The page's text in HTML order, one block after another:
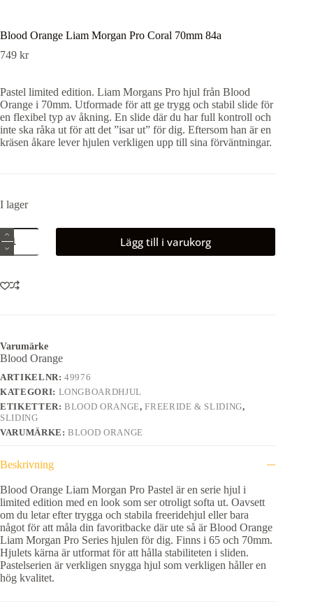
Blood Orange Liam Morgan Pro Coral 70mm 84a
749 kr
Pastel limited edition. Liam Morgans Pro hjul från Blood
Orange i 70mm. Utformade för att ge trygg och stabil slide för
en flexibel typ av åkning. En slide där du har full kontroll och
inte ska råka ut för att det ”isar ut” för dig. Eftersom han är en
kräsen åkare lever hjulen verkligen upp till sina förväntningar.
I lager
Blood
Orange
Liam
Pro
Coral
Lägg till i varukorg
Varumärke
Blood Orange
ARTIKELNR:49976
KATEGORI: LONGBOARDHJUL
ETIKETTER:BLOOD ORANGE,FREERIDE & SLIDING,
SLIDING
VARUMÄRKE:BLOOD ORANGE
Beskrivning
Blood Orange Liam Morgan Pro Pastel är en serie hjul i
limited edition med en look som ser otroligt softa ut. Oavsett
om du letar efter trygga och stabila freeridehjul eller bara
något för att måla din favoritbacke där ute så är Blood Orange
Liam Morgan Pro Series hjulen för dig. Finns i 65 och 70mm.
Hjulets kärna är utformat för att hålla stabiliteten i sliden.
Pastelserien är verkligen snygga hjul som verkligen håller en
hög kvalitet.